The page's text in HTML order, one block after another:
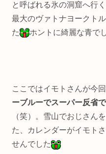
と呼ばれる氷の洞窟へ行
最大のヴァトナヨークト
た
ホントに綺麗な青で
ここではイモトさんが今
ーブルーでスーパー反省で
（笑）。雪山でおじさん
た、カレンダーがイモト
せんでした